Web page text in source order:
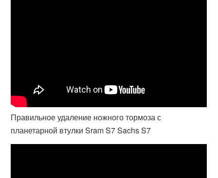
Правильное удаление ножного тормоза с
планетарной втулки Sram S7 Sachs S7